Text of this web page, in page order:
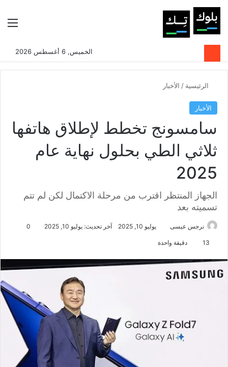
بحثالوضع
الخميس, 6 أغسطس 2026
الرئيسية / الأخبار
الأخبار
سامسونج تخطط لإطلاق هاتفها
ثلاثي الطي بحلول نهاية عام
2025
الجهاز المنتظر اقترب من مرحلة الاكتمال لكن لم تتم
تسميته بعد
نرجس عيسى يوليو 10, 2025 آخر تحديث: يوليو 10, 2025 0
13 دقيقة واحدة